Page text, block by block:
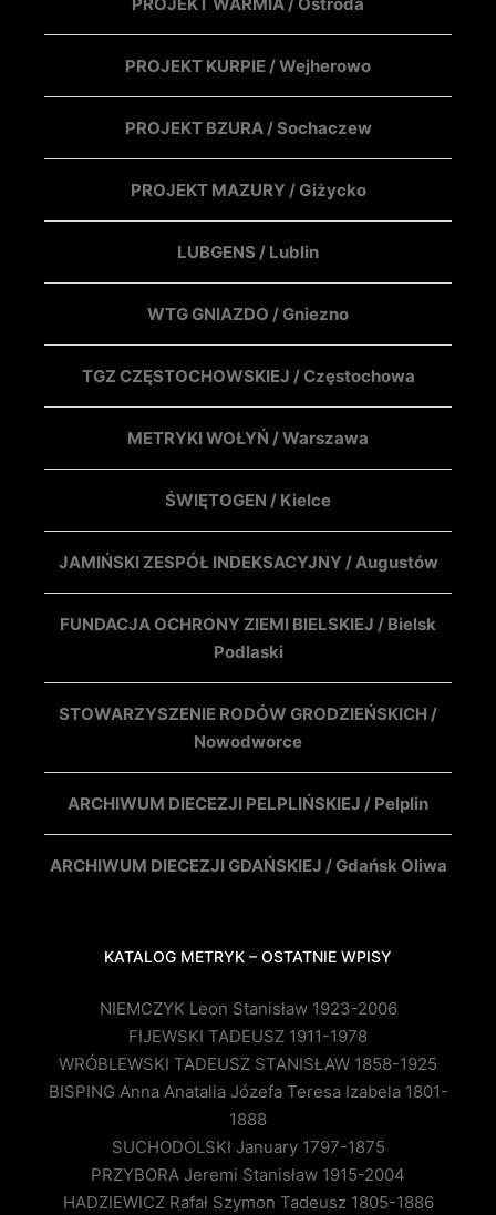
PROJEKT KURPIE / Wejherowo
PROJEKT BZURA / Sochaczew
PROJEKT MAZURY / Giżycko
LUBGENS / Lublin
WTG GNIAZDO / Gniezno
TGZ CZĘSTOCHOWSKIEJ / Częstochowa
METRYKI WOŁYŃ / Warszawa
ŚWIĘTOGEN / Kielce
JAMIŃSKI ZESPÓŁ INDEKSACYJNY / Augustów
FUNDACJA OCHRONY ZIEMI BIELSKIEJ / Bielsk
Podlaski
STOWARZYSZENIE RODÓW GRODZIEŃSKICH /
Nowodworce
ARCHIWUM DIECEZJI PELPLIŃSKIEJ / Pelplin
ARCHIWUM DIECEZJI GDAŃSKIEJ / Gdańsk Oliwa
KATALOG METRYK – OSTATNIE WPISY
NIEMCZYK Leon Stanisław 1923-2006
FIJEWSKI TADEUSZ 1911-1978
WRÓBLEWSKI TADEUSZ STANISŁAW 1858-1925
BISPING Anna Anatalia Józefa Teresa Izabela 1801-
1888
SUCHODOLSKI January 1797-1875
PRZYBORA Jeremi Stanisław 1915-2004
HADZIEWICZ Rafał Szymon Tadeusz 1805-1886